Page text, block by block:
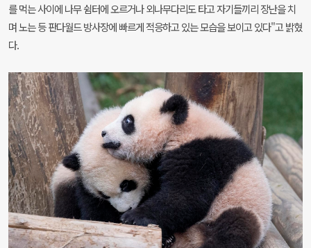
를 먹는 사이에 나무 쉼터에 오르거나 외나무다리도 타고 자기들끼리 장난을 치
며 노는 등 판다월드 방사장에 빠르게 적응하고 있는 모습을 보이고 있다"고 밝혔
다.